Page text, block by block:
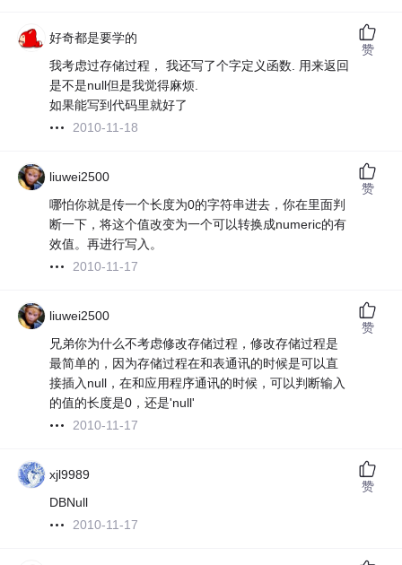
好奇都是要学的
我考虑过存储过程， 我还写了个字定义函数. 用来返回
是不是null但是我觉得麻烦.
如果能写到代码里就好了
2010-11-18
赞
liuwei2500
哪怕你就是传一个长度为0的字符串进去，你在里面判
断一下，将这个值改变为一个可以转换成numeric的有
效值。再进行写入。
2010-11-17
赞
liuwei2500
兄弟你为什么不考虑修改存储过程，修改存储过程是
最简单的，因为存储过程在和表通讯的时候是可以直
接插入null，在和应用程序通讯的时候，可以判断输入
的值的长度是0，还是'null'
2010-11-17
赞
xjl9989
DBNull
2010-11-17
赞